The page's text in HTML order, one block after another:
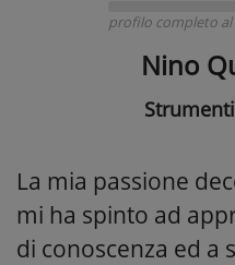
profilo completo al
Nino
La mia passione
mi ha spinto ad
di conoscenza ed a